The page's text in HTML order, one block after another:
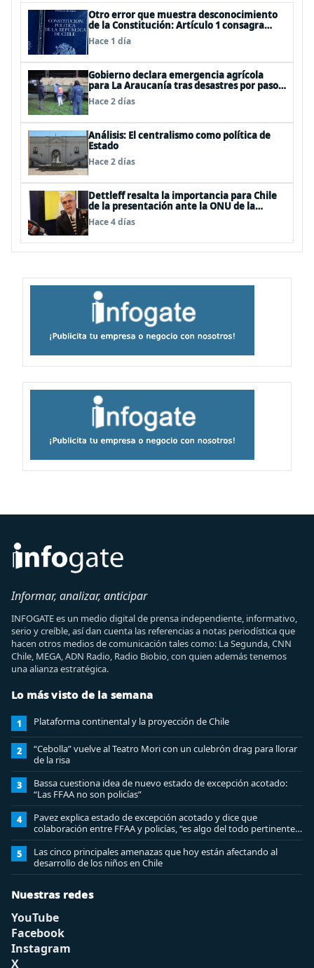
Otro error que muestra desconocimiento
de la Constitución: Artículo 1 consagra
resguardar la seguridad nacional y
proteger a los ciudadanos
Hace 1 día
Gobierno declara emergencia agrícola
para La Araucanía tras desastres por pasos
de sistemas frontales
Hace 2 días
Análisis: El centralismo como política de
Estado
Hace 2 días
Dettleff resalta la importancia para Chile
de la presentación ante la ONU de la
Plataforma Continental Extendida del
Archipiélago Juan Fernández
Hace 4 días
Informar, analizar, anticipar
INFOGATE es un medio digital de prensa independiente, informativo,
serio y creíble, así dan cuenta las referencias a notas periodística que
hacen otros medios de comunicación tales como: La Segunda, CNN
Chile, MEGA, ADN Radio, Radio Biobio, con quien además tenemos
una alianza estratégica.
Lo más visto de la semana
1 Plataforma continental y la proyección de Chile
2
“Cebolla” vuelve al Teatro Mori con un culebrón drag para llorar
de la risa
3
Bassa cuestiona idea de nuevo estado de excepción acotado:
“Las FFAA no son policías”
4
Pavez explica estado de excepción acotado y dice que
colaboración entre FFAA y policías, “es algo del todo pertinente
analizar”
5
Las cinco principales amenazas que hoy están afectando al
desarrollo de los niños en Chile
Nuestras redes
YouTube
Facebook
Instagram
X